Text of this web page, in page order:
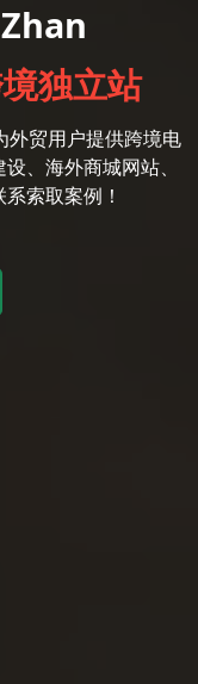
独立站
贸用户提供跨境电
、海外商城网站、
索取案例！